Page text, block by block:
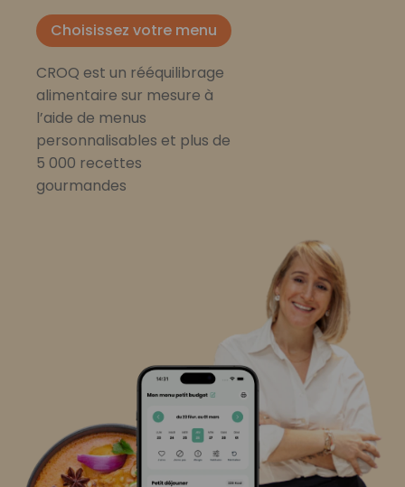
Choisissez votre menu
CROQ est un rééquilibrage
alimentaire sur mesure à
l’aide de menus
personnalisables et plus de
5 000 recettes
gourmandes